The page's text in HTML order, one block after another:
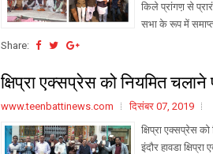
किले प्रांगण़ से
सभा के रूप में
Share:
क्षिप्रा एक्सप्रेस को नियमित चलाने
www.teenbattinews.com दिसंबर 07, 2019
क्षिप्रा एक्सप्रेस
इंदौर हावडा